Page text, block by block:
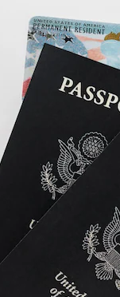
Copyright ©